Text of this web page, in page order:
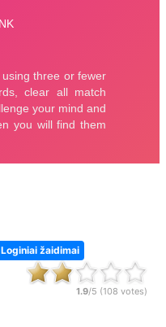
Loginiai žaidimai
1.9/5 (108 votes)